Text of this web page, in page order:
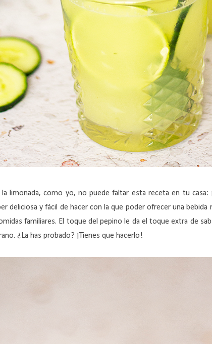
limonada, como yo, no puede faltar esta receta en tu casa: ¡
deliciosa y fácil de hacer con la que poder ofrecer una
familiares. El toque del pepino le da el toque extra de
¿La has probado? ¡Tienes que hacerlo!